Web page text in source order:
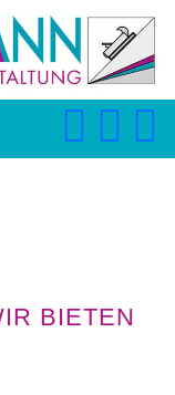
BIETEN